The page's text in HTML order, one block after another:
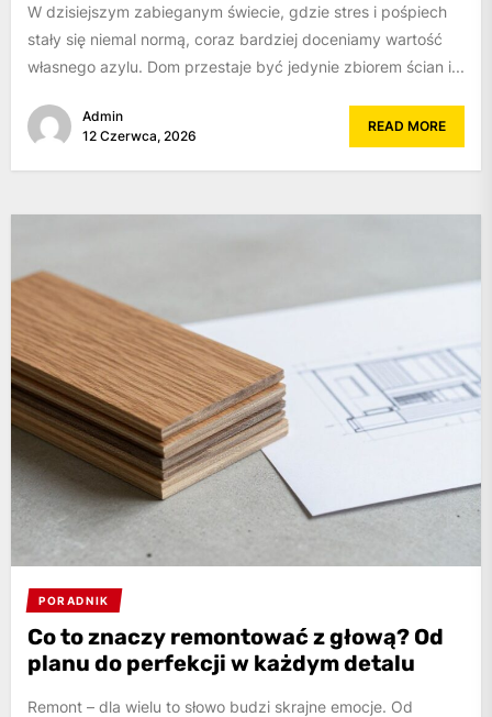
W dzisiejszym zabieganym świecie, gdzie stres i pośpiech
stały się niemal normą, coraz bardziej doceniamy wartość
własnego azylu. Dom przestaje być jedynie zbiorem ścian i...
Admin
12 Czerwca, 2026
READ MORE
PORADNIK
Co to znaczy remontować z głową? Od
planu do perfekcji w każdym detalu
Remont – dla wielu to słowo budzi skrajne emocje. Od